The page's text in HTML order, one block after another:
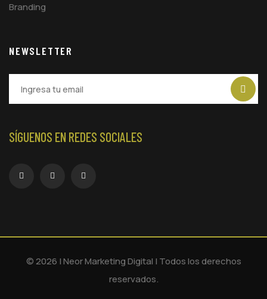
Branding
NEWSLETTER
SÍGUENOS EN REDES SOCIALES
© 2026 | Neor Marketing Digital | Todos los derechos
reservados.